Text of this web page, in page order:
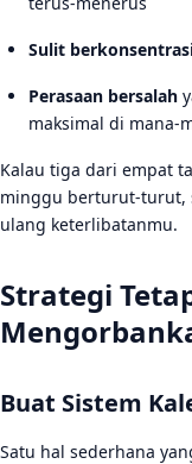
Sulit
Perasaan bersalah
maksimal di mana-
Kalau tiga dari empat
minggu berturut-turut,
ulang keterlibatanmu.
Strategi
Buat Sistem
Satu hal sederhana